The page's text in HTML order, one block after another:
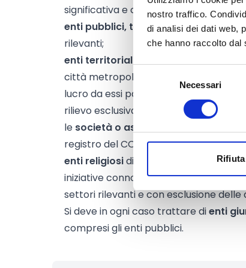
nostro traffico.
di analisi dei dati web,
che hanno raccolto
Selezione
consenso
Necessari
Rifiuta
significativa e comprovata qualità
enti pubblici, territoriali omeno , le
rilevanti;
enti territoriali
città metropolitane, comunità
lucro da essi partecipati,
rilievo esclusivamente nella sfera dei
le società o associazioni sportive
registro del CONI,
enti religiosidi diversa natura
iniziative connotate da particolare
settori rilevanti e con esclusione
Si deve in ogni caso trattare dienti
compresi gli enti pubblici.